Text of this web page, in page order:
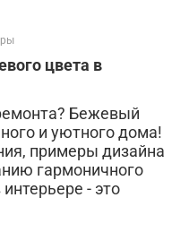
цвета в
Бежевый
и уютного дома!
примеры дизайна
гармоничного
- это